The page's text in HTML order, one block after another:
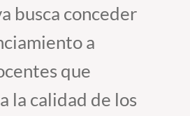
busca conceder
a
que
la calidad de los